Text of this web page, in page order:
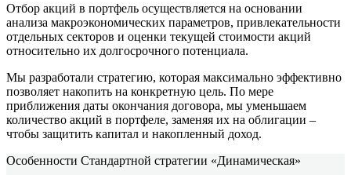
Отбор акций в портфель осуществляется на основании
анализа макроэкономических параметров, привлекательности
отдельных секторов и оценки текущей стоимости акций
относительно их долгосрочного потенциала.
Мы разработали стратегию, которая максимально эффективно
позволяет накопить на конкретную цель. По мере
приближения даты окончания договора, мы уменьшаем
количество акций в портфеле, заменяя их на облигации –
чтобы защитить капитал и накопленный доход.
Особенности Стандартной стратегии «Динамическая»